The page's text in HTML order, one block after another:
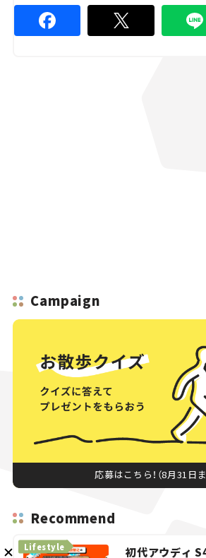
Campaign
応募はこちら！（8月31日ま
Recommend
初代アウディ
Lifestyle
KURU KURAについて広告掲載 プライバシー